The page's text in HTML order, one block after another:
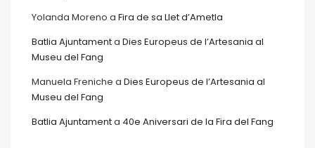
Yolanda Moreno a Fira de sa Llet d’Ametla
Batlia Ajuntamenta Dies Europeus de l’Artesania al
Museu del Fang
Manuela Freniche a Dies Europeus de l’Artesania al
Museu del Fang
Batlia Ajuntamenta 40e Aniversari de la Fira del Fang